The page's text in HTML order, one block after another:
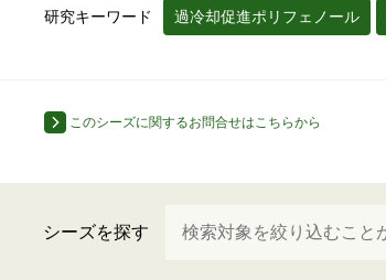
研究キーワード 過冷却促進ポリフェノール
このシーズに関するお問合せはこちらから
シーズを探す